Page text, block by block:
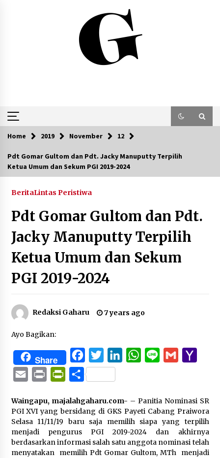
Home 2019 November 12
Pdt Gomar Gultom dan Pdt. Jacky Manuputty Terpilih
Ketua Umum dan Sekum PGI 2019-2024
BeritaLintas Peristiwa
Pdt Gomar Gultom dan Pdt.
Jacky Manuputty Terpilih
Ketua Umum dan Sekum
PGI 2019-2024
Redaksi Gaharu 7 years ago
Ayo Bagikan:
Share FacebookTwitterLinkedInWhatsApp
Line Gmail
Email Print PrintFriendly
Share
Waingapu, majalahgaharu.com- – Panitia Nominasi SR
PGI XVI yang bersidang di GKS Payeti Cabang Praiwora
Selasa 11/11/19 baru saja memilih siapa yang terpilih
menjadi pengurus PGI 2019-2024 dan akhirnya
berdasarkan informasi salah satu anggota nominasi telah
menyatakan memilih Pdt Gomar Gultom, MTh menjadi